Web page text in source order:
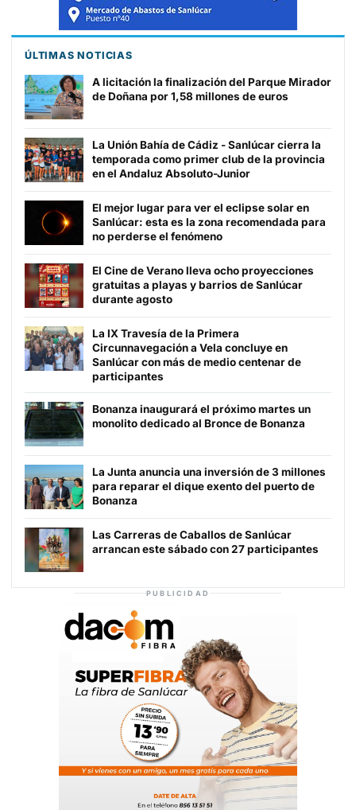
ÚLTIMAS NOTICIAS
A licitación la finalización del Parque Mirador
de Doñana por 1,58 millones de euros
La Unión Bahía de Cádiz - Sanlúcar cierra la
temporada como primer club de la provincia
en el Andaluz Absoluto-Junior
El mejor lugar para ver el eclipse solar en
Sanlúcar: esta es la zona recomendada para
no perderse el fenómeno
El Cine de Verano lleva ocho proyecciones
gratuitas a playas y barrios de Sanlúcar
durante agosto
La IX Travesía de la Primera
Circunnavegación a Vela concluye en
Sanlúcar con más de medio centenar de
participantes
Bonanza inaugurará el próximo martes un
monolito dedicado al Bronce de Bonanza
La Junta anuncia una inversión de 3 millones
para reparar el dique exento del puerto de
Bonanza
Las Carreras de Caballos de Sanlúcar
arrancan este sábado con 27 participantes
PUBLICIDAD